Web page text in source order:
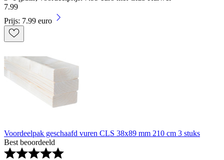
7.99
Prijs: 7.99 euro
Voordeelpak geschaafd vuren CLS 38x89 mm 210 cm 3 stuks
Best beoordeeld